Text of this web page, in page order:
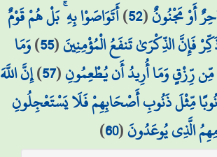
أَوْ مَجْنُونٌ(
52
)أَتَوَاصَوْا بِهِ ۚ بَلْ هُمْ قَوْمٌ
فَإِنَّ الذِّكْرَىٰ تَنفَعُ الْمُؤْمِنِينَ(
55
)وَمَا
مِّن رِّزْقٍ وَمَا أُرِيدُ أَن يُطْعِمُونِ(
57
)إِنَّ اللَّهَ
مِّثْلَ ذَنُوبِ أَصْحَابِهِمْ فَلَا يَسْتَعْجِلُونِ
الَّذِي يُوعَدُونَ(
60
)